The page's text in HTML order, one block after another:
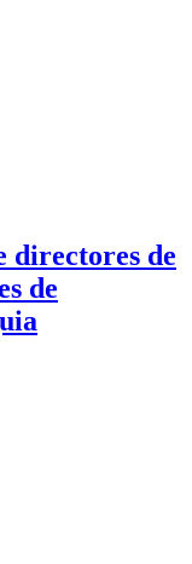
directores de
de